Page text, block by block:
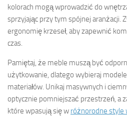
kolorach mogą wprowadzić do
sprzyjając przy tym spójnej aranżacji.
ergonomię krzeseł, aby zapewnić
czas.
Pamiętaj, że meble muszą być
użytkowanie, dlatego wybieraj
materiałów. Unikaj masywnych i
optycznie pomniejszać przestrzeń, a
które wpasują się w różnorodne style